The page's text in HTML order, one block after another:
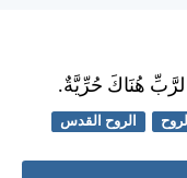
هُنَاكَ حُرِّيَّةٌ.
الروح الروح القدس